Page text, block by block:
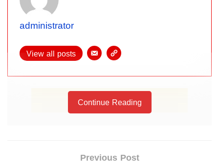
administrator
View all posts
Continue Reading
Previous Post